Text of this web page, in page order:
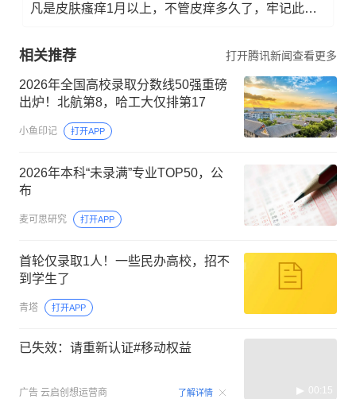
凡是皮肤瘙痒1月以上，不管皮痒多久了，牢记此法，快！准！狠！
相关推荐 打开腾讯新闻查看更多
2026年全国高校录取分数线50强重磅
出炉！北航第8，哈工大仅排第17
小鱼印记 打开APP
2026年本科“未录满”专业TOP50，公
布
麦可思研究 打开APP
首轮仅录取1人！一些民办高校，招不
到学生了
青塔 打开APP
已失效：请重新认证#移动权益
广告 云启创想运营商 了解详情 00:15